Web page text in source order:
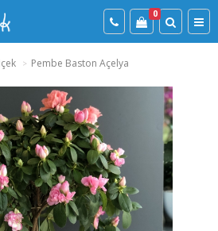
0
Pembe Baston Açelya